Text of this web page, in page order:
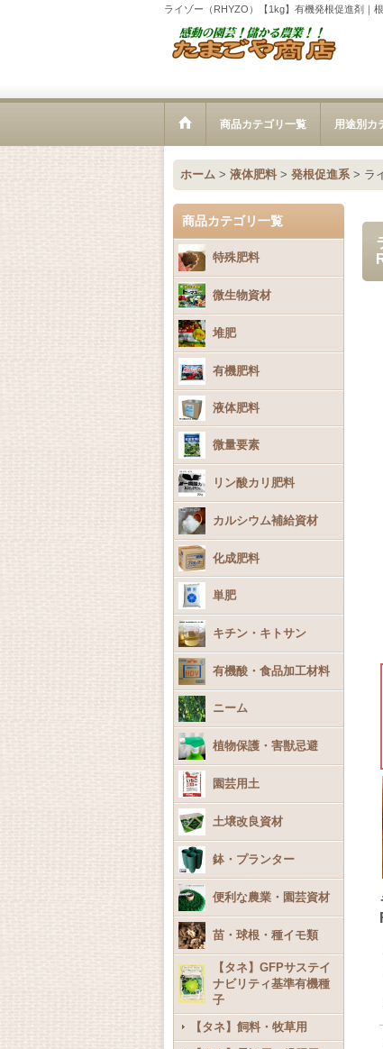
ライゾー（RHYZO）【1kg】有機発根促進剤｜
商品カテゴリ一覧 用途別カ
ホーム > 液体肥料 > 発根促進系 > ラ
商品カテゴリ一覧
特殊肥料
微生物資材
堆肥
有機肥料
液体肥料
微量要素
リン酸カリ肥料
カルシウム補給資材
化成肥料
単肥
キチン・キトサン
有機酸・食品加工材料
ニーム
植物保護・害獣忌避
園芸用土
土壌改良資材
鉢・プランター
便利な農業・園芸資材
苗・球根・種イモ類
【タネ】GFPサステイ
ナビリティ基準有機種
子
【タネ】飼料・牧草用